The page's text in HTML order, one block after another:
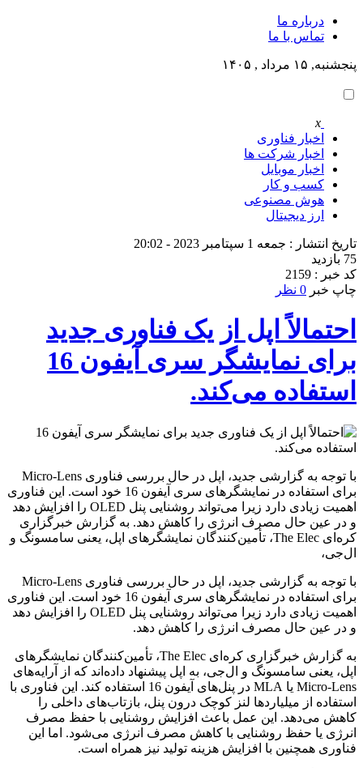
درباره ما
تماس با ما
پنجشنبه, ۱۵ مرداد , ۱۴۰۵
x
اخبار فناوری
اخبار شرکت ها
اخبار موبایل
کسب و کار
هوش مصنوعی
ارز دیجیتال
تاریخ انتشار : جمعه 1 سپتامبر 2023 - 20:02
75 بازدید
کد خبر : 2159
چاپ خبر 0 نظر
احتمالاً اپل از یک فناوری جدید
برای نمایشگر سری آیفون 16
استفاده می‌کند.
با توجه به گزارشی جدید، اپل در حال بررسی فناوری Micro-Lens
برای استفاده در نمایشگرهای سری آیفون 16 خود است. این فناوری
اهمیت زیادی دارد زیرا می‌تواند روشنایی پنل OLED را افزایش دهد
و در عین حال مصرف انرژی را کاهش دهد. به گزارش خبرگزاری
کره‌ای The Elec، تأمین‌کنندگان نمایشگرهای اپل، یعنی سامسونگ و
ال‌جی،
با توجه به گزارشی جدید، اپل در حال بررسی فناوری Micro-Lens
برای استفاده در نمایشگرهای سری آیفون 16 خود است. این فناوری
اهمیت زیادی دارد زیرا می‌تواند روشنایی پنل OLED را افزایش دهد
و در عین حال مصرف انرژی را کاهش دهد.
به گزارش خبرگزاری کره‌ای The Elec، تأمین‌کنندگان نمایشگرهای
اپل، یعنی سامسونگ و ال‌جی، به اپل پیشنهاد داده‌اند که از آرایه‌های
Micro-Lens یا MLA در پنل‌های آیفون 16 استفاده کند. این فناوری با
استفاده از میلیاردها لنز کوچک درون پنل، بازتاب‌های داخلی را
کاهش می‌دهد. این عمل باعث افزایش روشنایی با حفظ مصرف
انرژی یا حفظ روشنایی با کاهش مصرف انرژی می‌شود. اما این
فناوری همچنین با افزایش هزینه تولید نیز همراه است.